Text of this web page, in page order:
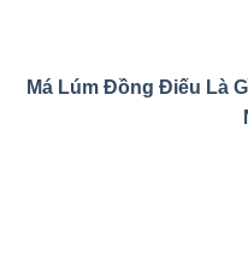
Má Lúm Đồng Điếu Là